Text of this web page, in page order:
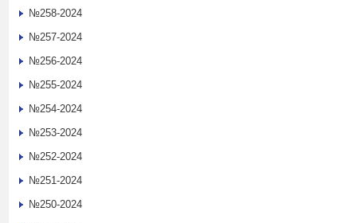
№258-2024
№257-2024
№256-2024
№255-2024
№254-2024
№253-2024
№252-2024
№251-2024
№250-2024